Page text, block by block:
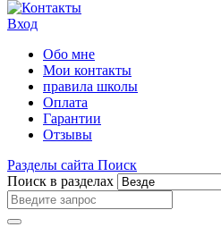
Вход
Обо мне
Мои контакты
правила школы
Оплата
Гарантии
Отзывы
Разделы сайта Поиск
Поиск в разделах